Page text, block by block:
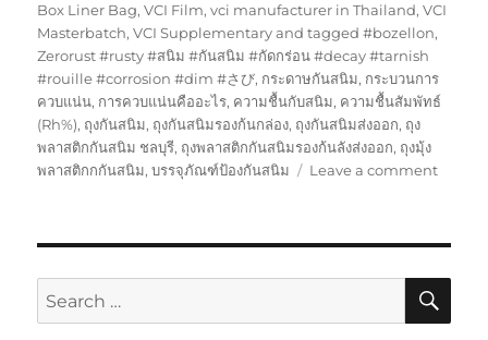
Box Liner Bag,VCI Film,vci manufacturer in Thailand,VCI
Masterbatch,VCI Supplementary and tagged #bozellon,
Zerorust #rusty #สนิม #กันสนิม #กัดกร่อน #decay #tarnish
#rouille #corrosion #dim #さび, กระดาษกันสนิม, กระบวนการ
ควบแน่น, การควบแน่นคืออะไร, ความชื้นกับสนิม, ความชื้นสัมพัทธ์
(Rh%), ถุงกันสนิม, ถุงกันสนิมรองก้นกล่อง, ถุงกันสนิมส่งออก, ถุง
พลาสติกกันสนิม ชลบุรี, ถุงพลาสติกกันสนิมรองก้นลังส่งออก, ถุงมุ้ง
พลาสติกกกันสนิม,บรรจุภัณฑ์ป้องกันสนิม Leave a commenton
จาก
เยอรมั
Search
for: